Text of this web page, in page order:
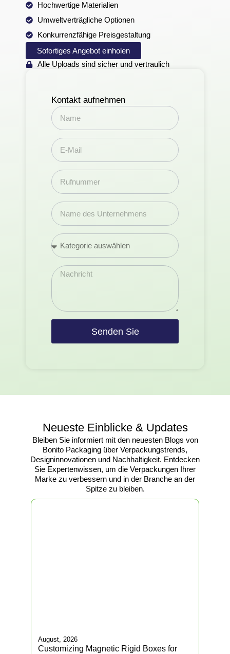
Hochwertige Materialien
Umweltverträgliche Optionen
Konkurrenzfähige Preisgestaltung
Sofortiges Angebot einholen
Alle Uploads sind sicher und vertraulich
Kontakt aufnehmen
Senden Sie
Neueste Einblicke & Updates
Bleiben Sie informiert mit den neuesten Blogs von
Bonito Packaging über Verpackungstrends,
Designinnovationen und Nachhaltigkeit. Entdecken
Sie Expertenwissen, um die Verpackungen Ihrer
Marke zu verbessern und in der Branche an der
Spitze zu bleiben.
August, 2026
Customizing Magnetic Rigid Boxes for